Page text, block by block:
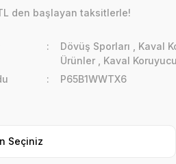
den başlayan taksitlerle!
Dövüş Sporları Kaval
Ürünler
Kaval
P65B1WWTX6